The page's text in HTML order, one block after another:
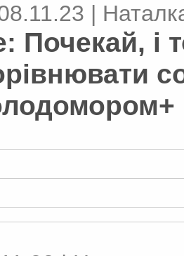
|
Почекай, і